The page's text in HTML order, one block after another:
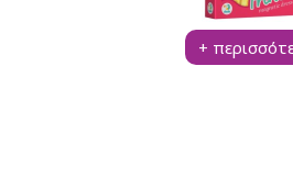
+